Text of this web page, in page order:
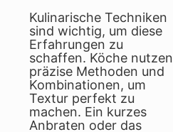
Kulinarische Techniken
sind wichtig, um diese
Erfahrungen zu
schaffen. Köche nutzen
präzise Methoden und
Kombinationen, um
Textur perfekt zu
machen. Ein kurzes
Anbraten oder das